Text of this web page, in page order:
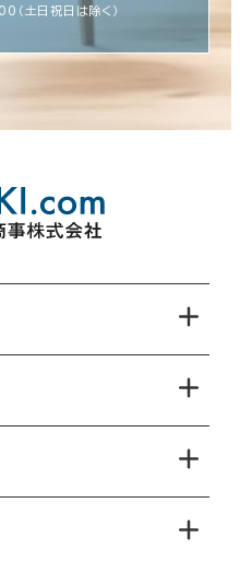
土日祝日は除く）